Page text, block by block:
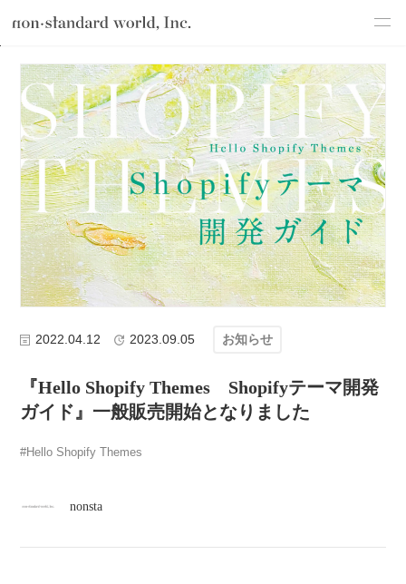
about
csr
service
works
flow
shop
blog
recruit
atelier
TOP ブログ お知らせ 『Hello Shopify Themes Shopifyテー
2022.04.12 2023.09.05 お知らせ
『Hello Shopify Themes Shopifyテーマ開発
ガイド』一般販売開始となりました
Hello Shopify Themes
nonsta